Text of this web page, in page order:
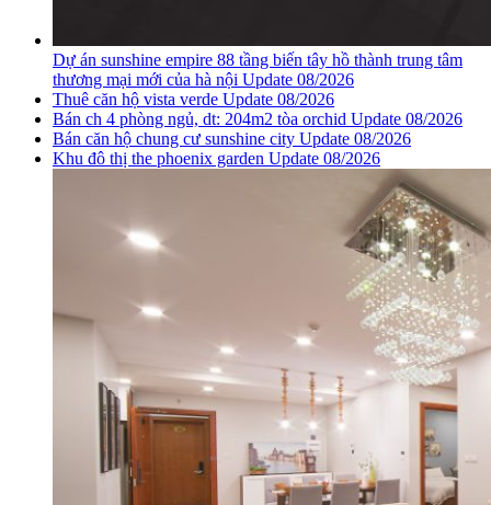
Dự án sunshine empire 88 tầng biến tây hồ thành trung tâm
thương mại mới của hà nội Update 08/2026
Thuê căn hộ vista verde Update 08/2026
Bán ch 4 phòng ngủ, dt: 204m2 tòa orchid Update 08/2026
Bán căn hộ chung cư sunshine city Update 08/2026
Khu đô thị the phoenix garden Update 08/2026